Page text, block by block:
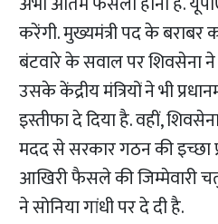
करेंगी. मुख्यमंत्री पद के बराबर
बंटवारे के सवाल पर शिवसेना ने
उसके केंद्रीय मंत्रियों ने भी
इस्तीफा दे दिया है. वहीं,
मदद से सरकार गठन की इच्छा
आखिरी फैसले की जिम्मेवारी
ने सोनिया गांधी पर दे दी है.